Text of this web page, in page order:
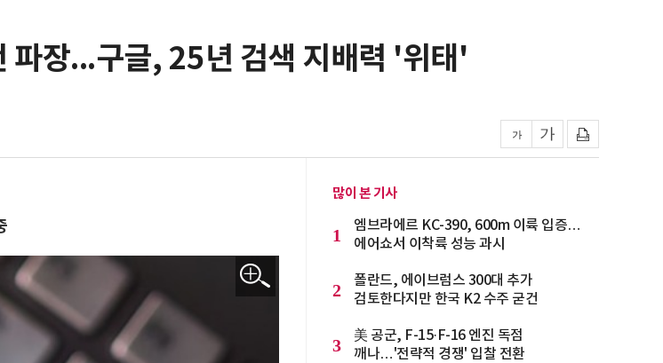
파장...구글, 25년 검색 지배력 '위태'
많이 본 기사
1
엠브라에르 KC-390, 600m 이륙 입증…
에어쇼서 이착륙 성능 과시
2
폴란드, 에이브럼스 300대 추가
검토한다지만 한국 K2 수주 굳건
3
美 공군, F-15·F-16 엔진 독점
깨나…'전략적 경쟁' 입찰 전환